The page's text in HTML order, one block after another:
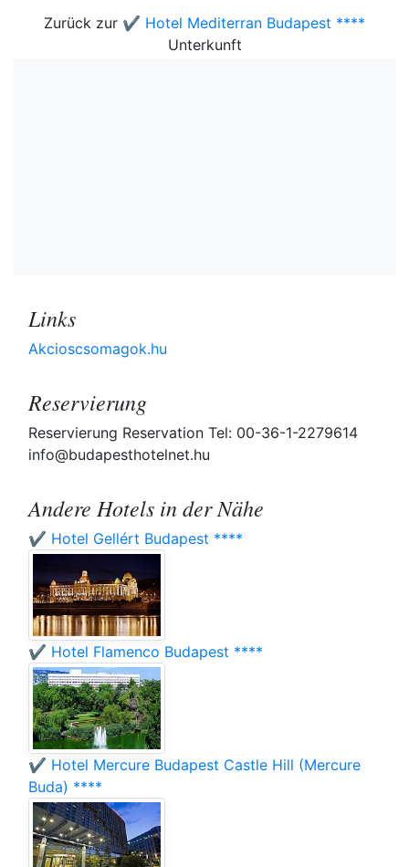
Zurück zur ✔️ Hotel Mediterran Budapest ****
Unterkunft
Links
Akcioscsomagok.hu
Reservierung
Reservierung Reservation Tel: 00-36-1-2279614
info@budapesthotelnet.hu
Andere Hotels in der Nähe
✔️ Hotel Gellért Budapest ****
✔️ Hotel Flamenco Budapest ****
✔️ Hotel Mercure Budapest Castle Hill (Mercure
Buda) ****